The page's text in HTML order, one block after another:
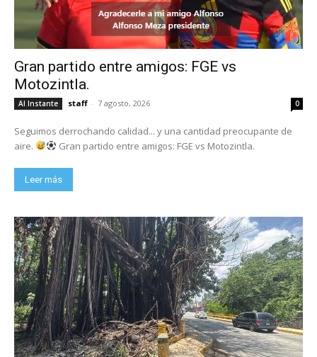
Gran partido entre amigos: FGE vs
Motozintla.
Al Instante staff - 7 agosto, 2026 0
Seguimos derrochando calidad... y una cantidad preocupante de
aire.
Gran partido entre amigos: FGE vs Motozintla.
Leer más